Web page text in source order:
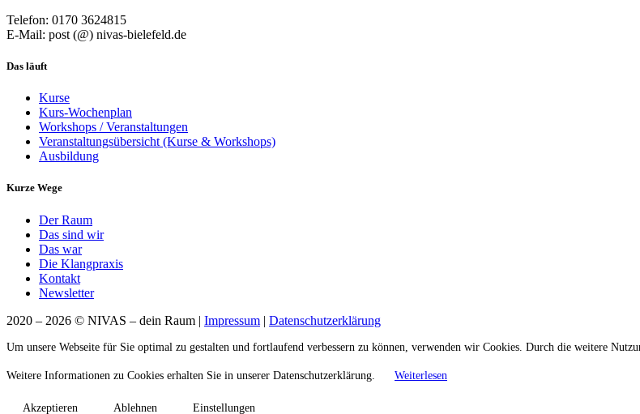
Telefon: 0170 3624815
E-Mail: post (@) nivas-bielefeld.de
Das läuft
Kurse
Kurs-Wochenplan
Workshops / Veranstaltungen
Veranstaltungsübersicht (Kurse & Workshops)
Ausbildung
Kurze Wege
Der Raum
Das sind wir
Das war
Die Klangpraxis
Kontakt
Newsletter
2020 – 2026 © NIVAS – dein Raum | Impressum | Datenschutzerklärung
Um unsere Webseite für Sie optimal zu gestalten und fortlaufend verbessern zu können, verwenden wir Cookies. Durch die weitere
Weitere Informationen zu Cookies erhalten Sie in unserer Datenschutzerklärung. Weiterlesen
Akzeptieren Ablehnen Einstellungen